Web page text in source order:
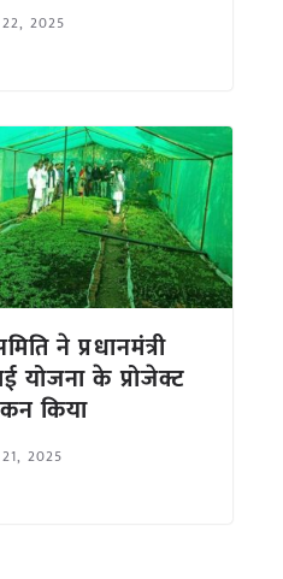
2025
ने प्रधानमंत्री
योजना के प्रोजेक्ट
किया
2025